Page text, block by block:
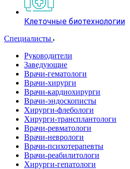
Клеточные биотехнологии
Специалисты
Руководители
Заведующие
Врачи-гематологи
Врачи-хирурги
Врачи-кардиохирурги
Врачи-эндоскописты
Хирурги-флебологи
Хирурги-трансплантологи
Врачи-ревматологи
Врачи-неврологи
Врачи-психотерапевты
Врачи-реабилитологи
Хирурги-гепатологи